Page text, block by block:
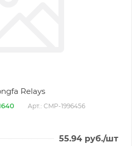
Relays
Арт.: CMP-1996456
55.94 руб./шт